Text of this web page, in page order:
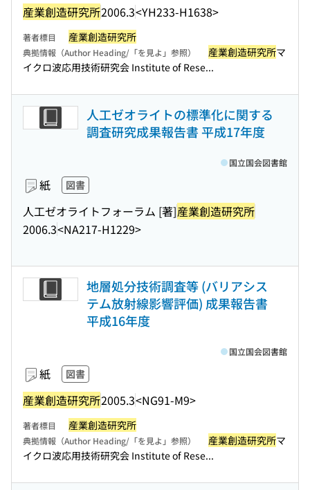
産業創造研究所2006.3<YH233-H1638>
著者標目 産業創造研究所
典拠情報（Author Heading/「を見よ」参照） 産業創造研究所マ
イクロ波応用技術研究会 Institute of Rese...
人工ゼオライトの標準化に関する
調査研究成果報告書 平成17年度
紙 図書
人工ゼオライトフォーラム [著]産業創造研究所
2006.3<NA217-H1229>
国立国会図書館
地層処分技術調査等 (バリアシス
テム放射線影響評価) 成果報告書
平成16年度
紙 図書
産業創造研究所2005.3<NG91-M9>
国立国会図書館
著者標目 産業創造研究所
典拠情報（Author Heading/「を見よ」参照） 産業創造研究所マ
イクロ波応用技術研究会 Institute of Rese...